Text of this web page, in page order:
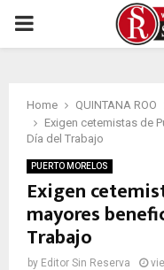
PRIMARY
Home QUINTANA ROO
Exigen cetemistas de
Día del Trabajo
PUERTO MORELOS
Exigen
mayores
Trabajo
by Editor Sin Reserva